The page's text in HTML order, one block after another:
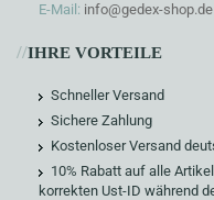
E-Mail: info@gedex-shop.de
//IHRE VORTEILE
Schneller Versand
Sichere Zahlung
Kostenloser Versand
10% Rabatt auf alle
korrekten Ust-ID während